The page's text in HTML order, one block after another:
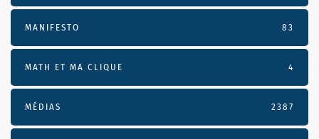
MANIFESTO 83
MATH ET MA CLIQUE 4
MÉDIAS 2387